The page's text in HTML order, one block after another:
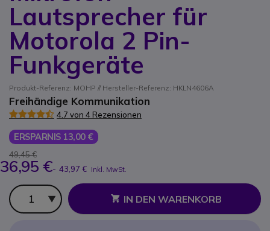
Lautsprecher für
Motorola 2 Pin-
Funkgeräte
Produkt-Referenz: MOHP // Hersteller-Referenz: HKLN4606A
Freihändige Kommunikation
4.7 von 4 Rezensionen
ERSPARNIS 13,00 €
49,45 €
36,95 €- 43,97 € Inkl. MwSt.
Anzahl
IN DEN WARENKORB